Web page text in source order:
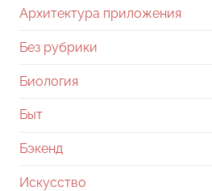
Архитектура приложения
Без рубрики
Биология
Быт
Бэкенд
Искусство